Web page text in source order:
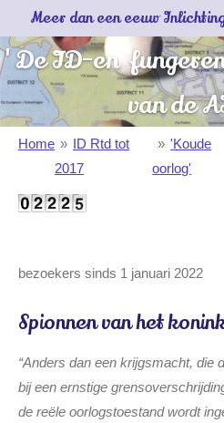
direct
naar
hoofdinhoud
Meer dan een eeuw
'De ID-en fungeren
van de
Home » ID Rtd tot
2017
» 'Koude
oorlog'
bezoekers sinds 1 januari 2022
Spionnen van het
“Anders dan een krijgsmacht, die
bij een ernstige
de reële oorlogstoestand wordt